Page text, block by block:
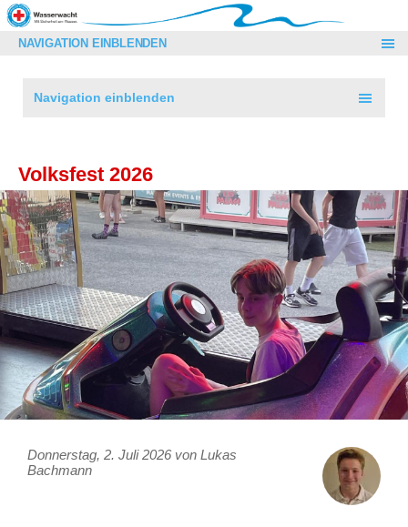
NAVIGATION EINBLENDEN
Navigation einblenden
Volksfest 2026
Donnerstag, 2. Juli 2026 von Lukas
Bachmann